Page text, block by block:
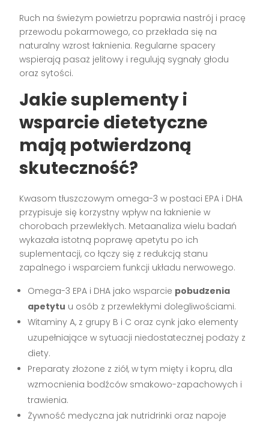
Ruch na świeżym powietrzu poprawia nastrój i pracę
przewodu pokarmowego, co przekłada się na
naturalny wzrost łaknienia. Regularne spacery
wspierają pasaż jelitowy i regulują sygnały głodu
oraz sytości.
Jakie suplementy i
wsparcie dietetyczne
mają potwierdzoną
skuteczność?
Kwasom tłuszczowym omega-3 w postaci EPA i DHA
przypisuje się korzystny wpływ na łaknienie w
chorobach przewlekłych. Metaanaliza wielu badań
wykazała istotną poprawę apetytu po ich
suplementacji, co łączy się z redukcją stanu
zapalnego i wsparciem funkcji układu nerwowego.
Omega-3 EPA i DHA jako wsparcie pobudzenia
apetytu u osób z przewlekłymi dolegliwościami.
Witaminy A, z grupy B i C oraz cynk jako elementy
uzupełniające w sytuacji niedostatecznej podaży z
diety.
Preparaty złożone z ziół, w tym mięty i kopru, dla
wzmocnienia bodźców smakowo-zapachowych i
trawienia.
Żywność medyczna jak nutridrinki oraz napoje